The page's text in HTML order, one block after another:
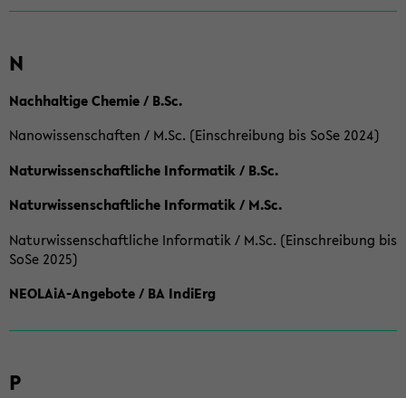
N
Nachhaltige Chemie / B.Sc.
Nanowissenschaften / M.Sc. (Einschreibung bis SoSe 2024)
Naturwissenschaftliche Informatik / B.Sc.
Naturwissenschaftliche Informatik / M.Sc.
Naturwissenschaftliche Informatik / M.Sc. (Einschreibung bis
SoSe 2025)
NEOLAiA-Angebote / BA IndiErg
P